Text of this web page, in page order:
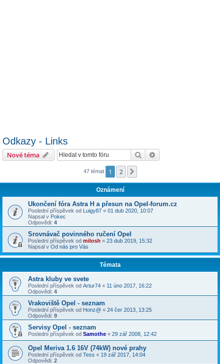
Odkazy - Links
Nové téma Hledat
47 témat 1 2
Oznámení
Ukončení fóra Astra H a přesun na Opel-forum.cz
Poslední příspěvek od Luigy87 « 01 dub 2020, 10:07
Napsal v Pokec
Odpovědi: 4
Srovnávač povinného ručení Opel
Poslední příspěvek od milosh « 23 dub 2019, 15:32
Napsal v Od nás pro Vás
Témata
Astra kluby ve svete
Poslední příspěvek od Artur74 « 11 úno 2017, 16:22
Odpovědi: 4
Vrakoviště Opel - seznam
Poslední příspěvek od Honz@ « 24 čer 2013, 13:25
Odpovědi: 9
Servisy Opel - seznam
Poslední příspěvek od Samothe « 29 zář 2008, 12:42
Opel Meriva 1.6 16V (74kW) nové prahy
Poslední příspěvek od Tess « 19 zář 2017, 14:04
Odpovědi: 2